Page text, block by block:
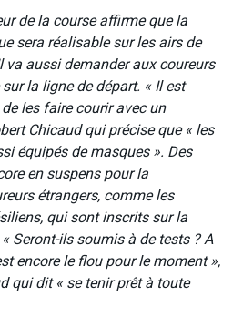
de la course affirme que la
sera réalisable sur les airs de
va aussi demander aux coureurs
la ligne de départ. « Il est
les faire courir avec un
Chicaud qui précise que « les
équipés de masques ». Des
en suspens pour la
étrangers, comme les
qui sont inscrits sur la
Seront-ils soumis à de tests ? A
encore le flou pour le moment »,
qui dit « se tenir prêt à toute